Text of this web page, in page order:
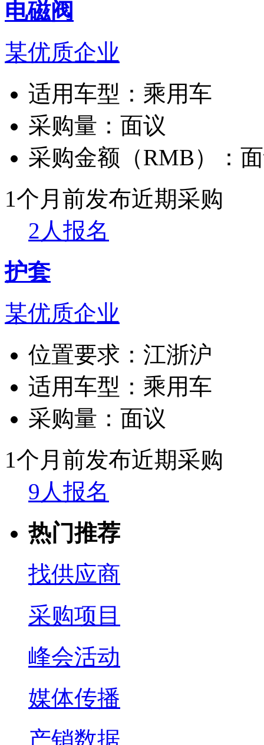
电磁阀
某优质企业
适用车型： 乘用车
采购量： 面议
采购金额（RMB）：
1个月前发布近期采购
2人报名
护套
某优质企业
位置要求： 江浙沪
适用车型： 乘用车
采购量： 面议
1个月前发布近期采购
9人报名
热门推荐
找供应商
采购项目
峰会活动
媒体传播
产销数据